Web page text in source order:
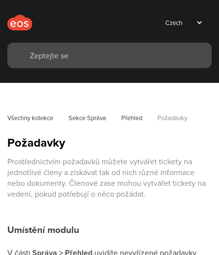
Všechny kolekce Sekce Správa Přehled Požadavky
Požadavky
Prostřednictvím požadavků můžete vytvářet tickety na
jednotlivé členy a získávat tak od nich různé informace
nebo dokumenty. Členové zase mohou vytvářet tickety na
vedení, pokud potřebují o něco požádat.
Umístění modulu
V části
uvidíte nevyřízené požadavky